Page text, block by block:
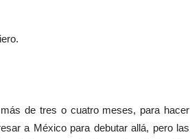
de tres o cuatro meses, para hacer
a México para debutar allá, pero las